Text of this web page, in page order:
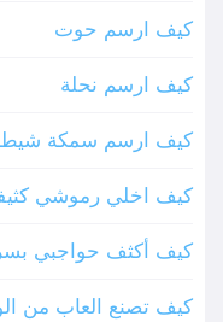
كيف ارسم حوت
كيف ارسم نحلة
كيف ارسم سمكة
كيف اخلي رموشي
كيف أكثف حواجبي
كيف تصنع العاب من